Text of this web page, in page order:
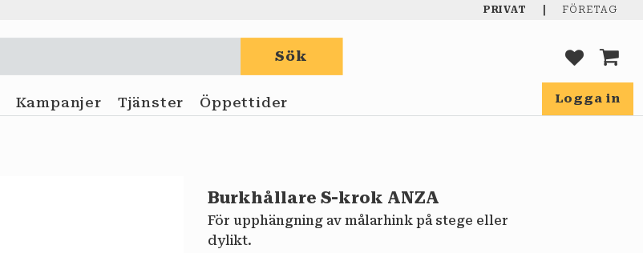
PRIVAT FÖRETAG
Logga in
Sök
Kampanjer Tjänster Öppettider
Burkhållare S-krok ANZA
För upphängning av målarhink på stege eller
dylikt.